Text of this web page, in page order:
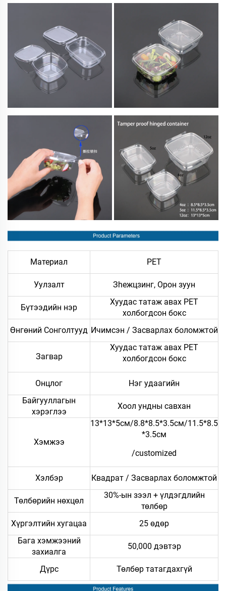
Материал PET
Уулзалт Зheжцзинг, Орон зуун
Бүтээдийн нэр
Хуудас татаж авах PET
холбогдсон бокс
Өнгөний Сонголтууд Ичимсэн / Засварлах боломжтой
Загвар
Хуудас татаж авах PET
холбогдсон бокс
Онцлог
Нэг удаагийн
Байгууллагын
хэрэглээ
Хоол ундны савхан
Хэмжээ
13*13*5см/8.8*8.5*3.5см/11.5*8.5
*3.5см
/customized
Хэлбэр Квадрат / Засварлах боломжтой
Төлбөрийн нөхцөл
30%-ын зээл + үлдэгдлийн
төлбөр
Хүргэлтийн хугацаа
25 өдөр
Бага хэмжээний
захиалга
50,000 дэвтэр
Дүрс Төлбөр татагдахгүй